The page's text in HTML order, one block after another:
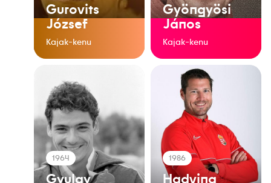
Gurovits
József
Kajak-kenu
Gyöngyösi
János
Kajak-kenu
1964
Gyulay
1986
Hadvina